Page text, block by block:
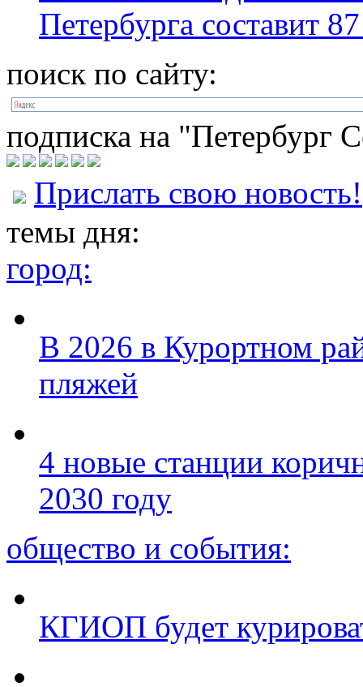
Петербурга составит
поиск по сайту:
подписка на "Петербург
Прислать свою новость!
темы дня:
город:
В 2026 в Курортном
пляжей
4 новые станции
2030 году
общество и события:
КГИОП будет